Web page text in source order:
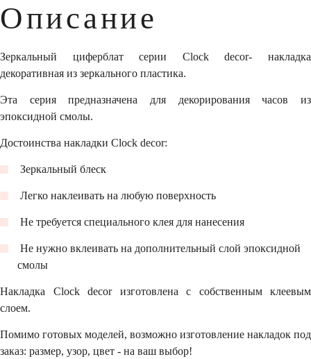
Описание
Зеркальный циферблат серии Clock decor- накладка
декоративная из зеркального пластика.
Эта серия предназначена для декорирования часов из
эпоксидной смолы.
Достоинства накладки Clock decor:
Зеркальный блеск
Легко наклеивать на любую поверхность
Не требуется специального клея для нанесения
Не нужно вклеивать на дополнительный слой эпоксидной
смолы
Накладка Clock decor изготовлена с собственным клеевым
слоем.
Помимо готовых моделей, возможно изготовление накладок под
заказ: размер, узор, цвет - на ваш выбор!